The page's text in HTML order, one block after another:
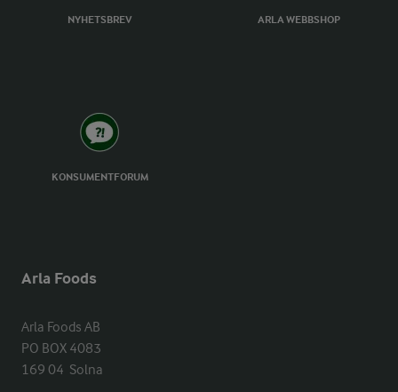
NYHETSBREV ARLA WEBBSHOP
KONSUMENTFORUM
Arla Foods
Arla Foods AB
PO BOX 4083
169 04  Solna